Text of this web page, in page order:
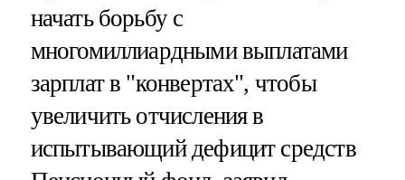
начать борьбу с
многомиллиардными выплатами
зарплат в "конвертах", чтобы
увеличить отчисления в
испытывающий дефицит средств